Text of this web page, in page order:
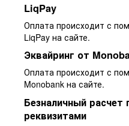
LiqPay
Оплата происходит с
LiqPay на сайте.
Эквайринг от
Оплата происходит с
Monobank на сайте.
Безналичный расчет
реквизитами